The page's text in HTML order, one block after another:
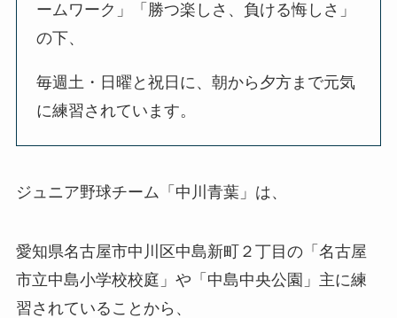
ームワーク」「勝つ楽しさ、負ける悔しさ」
の下、
毎週土・日曜と祝日に、朝から夕方まで元気
に練習されています。
ジュニア野球チーム「中川青葉」は、
愛知県名古屋市中川区中島新町２丁目の「名古屋
市立中島小学校校庭」や「中島中央公園」主に練
習されていることから、